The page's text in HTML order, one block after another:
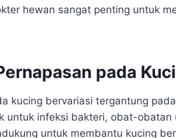
hewan sangat penting untuk
pada
kucing bervariasi tergantung
untuk infeksi bakteri, obat-obatan
untuk membantu kucing